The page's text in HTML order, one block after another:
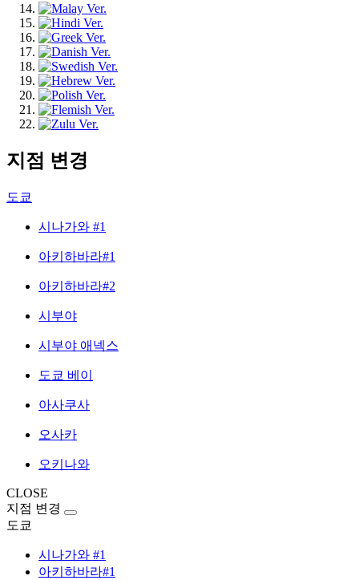
지점 변경
도쿄
시나가와 #1
아키하바라#1
아키하바라#2
시부야
시부야 애넥스
도쿄 베이
아사쿠사
오사카
오키나와
CLOSE
지점 변경
도쿄
시나가와 #1
아키하바라#1